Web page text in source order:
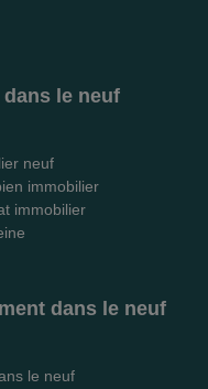
le neuf
neuf
immobilier
immobilier
dans le neuf
le neuf